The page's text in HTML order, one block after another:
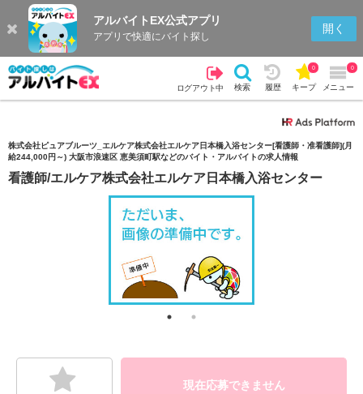
アルバイトEX公式アプリ
アプリで快適にバイト探し
開く
ログアウト中 検索 履歴 キープ
0
メニュー
0
検索 履歴
株式会社ピュアブルーツ_エルケア株式会社エルケア日本橋入浴センター[看護師・准看護師](月
給244,000円～) 大阪市浪速区 恵美須町駅などのバイト・アルバイトの求人情報
看護師/エルケア株式会社エルケア日本橋入浴センター
現在応募できません